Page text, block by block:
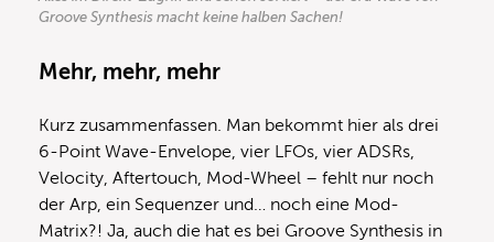
Groove Synthesis macht keine halben Sachen!
Mehr, mehr, mehr
Kurz zusammenfassen. Man bekommt hier als drei
6-Point Wave-Envelope, vier LFOs, vier ADSRs,
Velocity, Aftertouch, Mod-Wheel – fehlt nur noch
der Arp, ein Sequenzer und… noch eine Mod-
Matrix?! Ja, auch die hat es bei Groove Synthesis in